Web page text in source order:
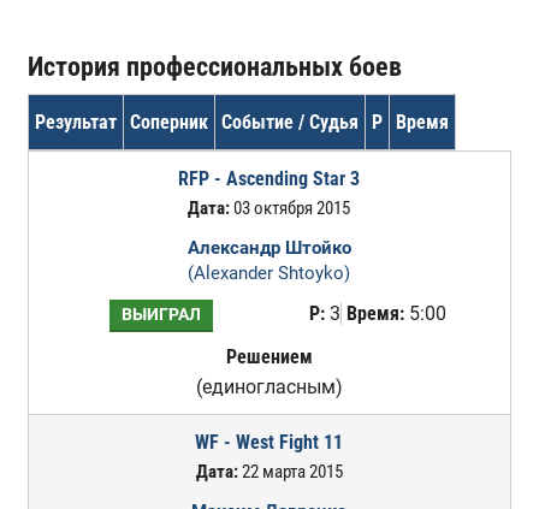
История профессиональных боев
Результат Соперник Событие / Судья Р Время
RFP - Ascending Star 3
Дата:03 октября 2015
Александр Штойко
(Alexander Shtoyko)
ВЫИГРАЛ Р:3 Время:5:00
Решением
(единогласным)
WF - West Fight 11
Дата:22 марта 2015